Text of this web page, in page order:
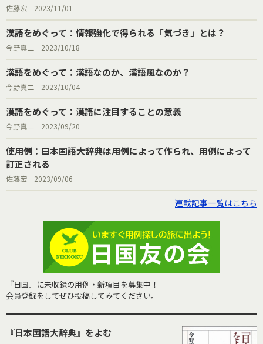
佐藤宏 2023/11/01
漢語をめぐって：情報強化で得られる「気づき」とは？
今野真二 2023/10/18
漢語をめぐって：漢語なのか、漢語風なのか？
今野真二 2023/10/04
漢語をめぐって：漢語に注目することの意義
今野真二 2023/09/20
使用例：日本国語大辞典は用例によって作られ、用例によって
訂正される
佐藤宏 2023/09/06
連載記事一覧はこちら
『日国』に未収録の用例・新項目を募集中！
会員登録をしてぜひ投稿してみてください。
『日本国語大辞典』をよむ